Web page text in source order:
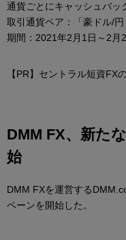
通貨ごとにキャッシュバッ
取引通貨ペア：「豪ドル/円
期間：2021年2月1日～2月
【PR】セントラル短資FX
DMM FX、新た
始
DMM FXを運営する
ペーンを開始した。